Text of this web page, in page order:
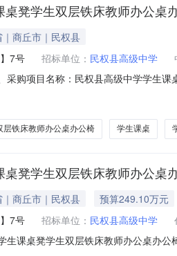
桌凳学生双层铁床教师办公桌
商丘市｜民权县
7号 招标单位： 民权县高级中学
采购项目名称：民权县高级中学学生
合格。交货期：签订合同后20日内完
五、招标公告
层铁床教师办公桌办公椅 学生课桌
桌凳学生双层铁床教师办公桌
商丘市｜民权县
预算249.10万元
7号 招标单位： 民权县高级中学
生课桌凳学生双层铁床教师办公桌办